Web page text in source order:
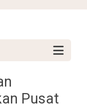
Pusat